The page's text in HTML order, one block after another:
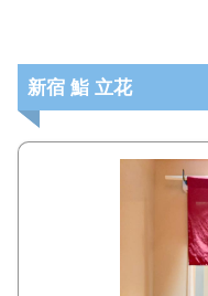
新宿 鮨 立花